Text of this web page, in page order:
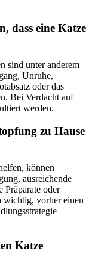
dass eine Katze
sind unter anderem
Unruhe,
oder das
Bei Verdacht auf
werden.
zu Hause
können
ausreichende
Präparate oder
wichtig, vorher einen
Katze